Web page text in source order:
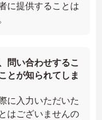
に提供することは
問い合わせするこ
とが知られてしま
に入力いただいた
はございませんの